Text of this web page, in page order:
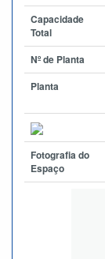
Capacidade
Total
Nº de Planta
Planta
Fotografia do
Espaço